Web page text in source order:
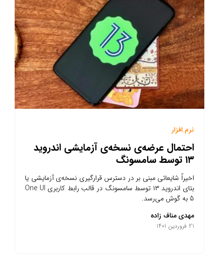
نرم افزار
احتمال عرضه‌ی نسخه‌ی آزمایشی اندروید
۱۳ توسط سامسونگ
اخیراً شایعاتی مبنی بر در دسترس قرارگیری نسخه‌ی آزمایشی یا
بتای اندروید ۱۳ توسط سامسونگ در قالب رابط کاربری One UI
5 به گوش می‌رسد.
مهدی مناف زاده
21 فروردین 1401